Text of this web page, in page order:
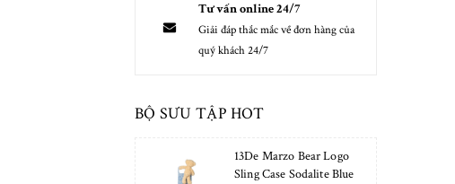
Tư vấn online 24/7
Giải đáp thắc mắc về đơn hàng của
quý khách 24/7
BỘ SƯU TẬP HOT
13De Marzo Bear Logo
Sling Case Sodalite Blue